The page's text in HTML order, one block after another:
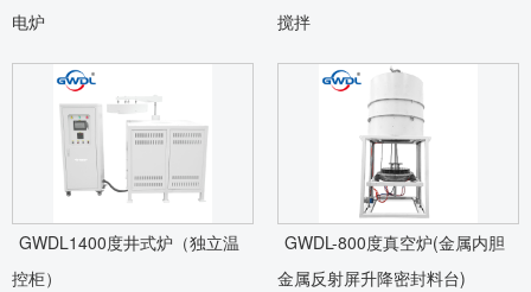
电炉
搅拌
GWDL1400度井式炉（独立温
控柜）
GWDL-800度真空炉(金属内胆
金属反射屏升降密封料台)